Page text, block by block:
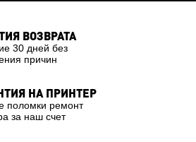
ВОЗВРАТА
30 дней без
причин
НА ПРИНТЕР
поломки ремонт
за наш счет